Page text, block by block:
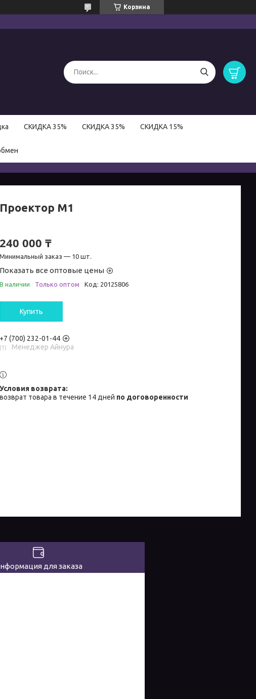
Корзина
СКИДКА 35% СКИДКА 35% СКИДКА 15%
Проектор М1
240 000 ₸
Минимальный заказ — 10 шт.
Показать все оптовые цены
В наличии Только оптом Код: 20125806
Купить
+7 (700) 232-01-44
1 Менеджер Айнура
возврат товара в течение 14 дней по договоренности
для заказа